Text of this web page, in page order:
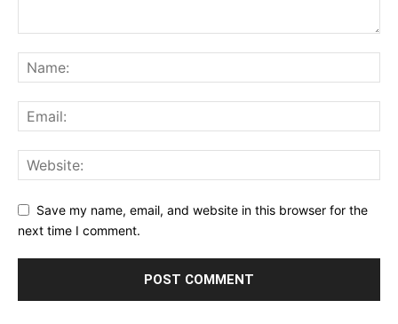
Save my name, email, and website in this browser for the
next time I comment.